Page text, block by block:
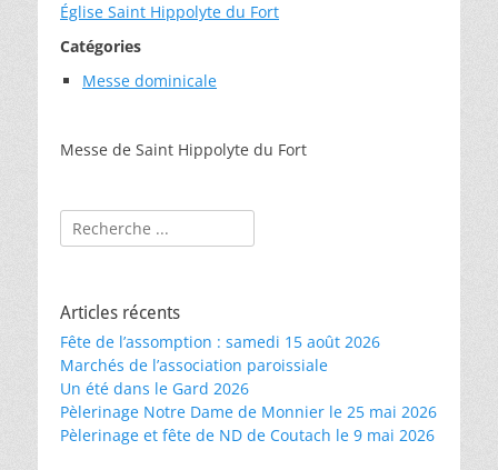
Église Saint Hippolyte du Fort
Catégories
Messe dominicale
Messe de Saint Hippolyte du Fort
Rechercher :
Articles récents
Fête de l’assomption : samedi 15 août 2026
Marchés de l’association paroissiale
Un été dans le Gard 2026
Pèlerinage Notre Dame de Monnier le 25 mai 2026
Pèlerinage et fête de ND de Coutach le 9 mai 2026